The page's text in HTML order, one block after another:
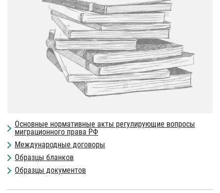
Основные нормативные акты регулирующие вопросы
миграционного права РФ
Международные договоры
Образцы бланков
Образцы документов